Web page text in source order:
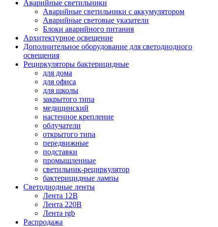
Аварийные светильники
Аварийные светильники с аккумулятором
Аварийные световые указатели
Блоки аварийного питания
Архитектурное освещение
Дополнительное оборудование для светодиодного
освещения
Рециркуляторы бактерицидные
для дома
для офиса
для школы
закрытого типа
медицинский
настенное крепление
облучатели
открытого типа
передвижные
подставки
промышленные
светильник-рециркулятор
бактерицидные лампы
Светодиодные ленты
Лента 12В
Лента 220В
Лента rgb
Распродажа